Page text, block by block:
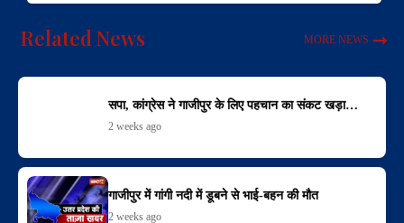
Related News MORE NEWS
सपा, कांग्रेस ने गाजीपुर के लिए पहचान का संकट खड़ा…
2 weeks ago
गाजीपुर में गांगी नदी में डूबने से भाई-बहन की मौत
2 weeks ago